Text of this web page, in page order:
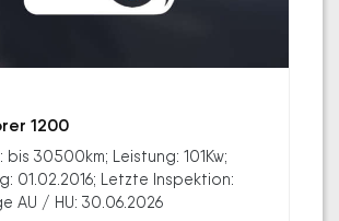
1200
bis 30500km; Leistung: 101Kw;
01.02.2016; Letzte Inspektion:
AU / HU: 30.06.2026